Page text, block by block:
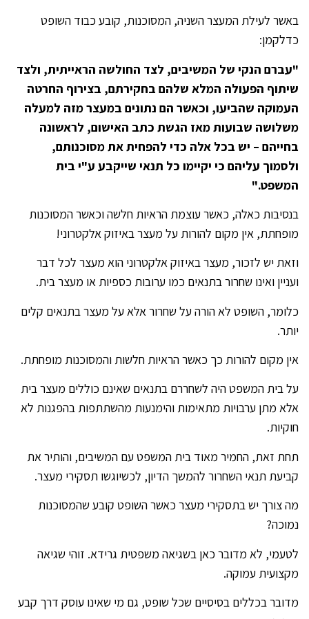
באשר לעילת המעצר השניה, המסוכנות, קובע כבוד השופט
כדלקמן:
"עברם הנקי של המשיבים, לצד החולשה הראייתית, ולצד
שיתוף הפעולה המלא שלהם בחקירתם, בצירוף החרטה
העמוקה שהביעו, וכאשר הם נתונים במעצר מזה למעלה
משלושה שבועות מאז הגשת כתב האישום, לראשונה
בחייהם – יש בכל אלה כדי להפחית את מסוכנותם,
ולסמוך עליהם כי יקיימו כל תנאי שייקבע ע"י בית
המשפט."
בנסיבות כאלה, כאשר עוצמת הראיות חלשה וכאשר המסוכנות
מופחתת, אין מקום להורות על מעצר באיזוק אלקטרוני!
וזאת יש לזכור, מעצר באיזוק אלקטרוני הוא מעצר לכל דבר
ועניין ואינו שחרור בתנאים כמו ערובות כספיות או מעצר בית.
כלומר, השופט לא הורה על שחרור אלא על מעצר בתנאים קלים
יותר.
אין מקום להורות כך כאשר הראיות חלשות והמסוכנות מופחתת.
על בית המשפט היה לשחררם בתנאים שאינם כוללים מעצר בית
אלא מתן ערבויות מתאימות והימנעות מהשתתפות בהפגנות לא
חוקיות.
תחת זאת, החמיר מאוד בית המשפט עם המשיבים, והותיר את
קביעת תנאי השחרור להמשך הדיון, לכשיוגשו תסקירי מעצר.
מה צורך יש בתסקירי מעצר כאשר השופט קובע שהמסוכנות
נמוכה?
לטעמי, לא מדובר כאן בשגיאה משפטית גרידא. זוהי שגיאה
מקצועית עמוקה.
מדובר בכללים בסיסיים שכל שופט, גם מי שאינו עוסק דרך קבע